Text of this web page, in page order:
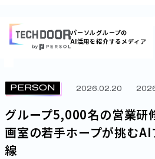
容
を
キッ
プ
パーソルグループの
AI活用を紹介するメディア
PERSON 2026.02.20
グループ5,000名の営業研
画室の若手ホープが挑む
線